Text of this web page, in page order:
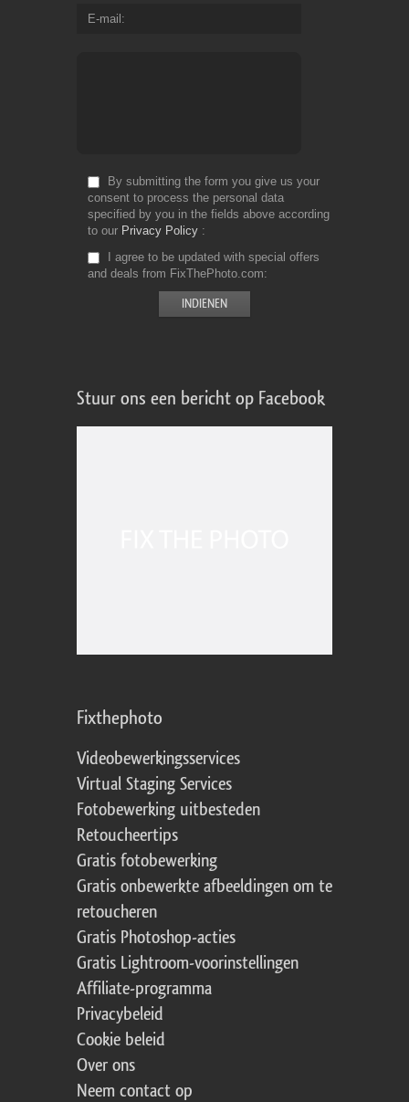
E-mail
By submitting the form you give us your
consent to process the personal data
specified by you in the fields above according
to our Privacy Policy
I agree to be updated with special offers
and deals from FixThePhoto.com
Stuur ons een bericht op Facebook
Fixthephoto
Videobewerkingsservices
Virtual Staging Services
Fotobewerking uitbesteden
Retoucheertips
Gratis fotobewerking
Gratis onbewerkte afbeeldingen om te
retoucheren
Gratis Photoshop-acties
Gratis Lightroom-voorinstellingen
Affiliate-programma
Privacybeleid
Cookie beleid
Over ons
Neem contact op